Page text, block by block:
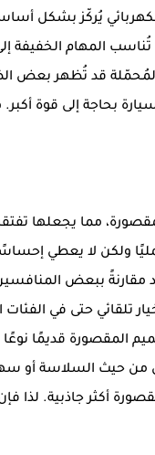
يُركّز بشكل
تُناسب المهام الخفيفة
أو المُحمّلة قد تُظهر
بحاجة إلى قوة أكبر.
مما يجعلها تفتقر
ولكن لا يعطي
ببعض
تلقائي حتى في الفئات
المقصورة قديمًا نوعًا
من حيث السلاسة أو
أكثر جاذبية. لذا